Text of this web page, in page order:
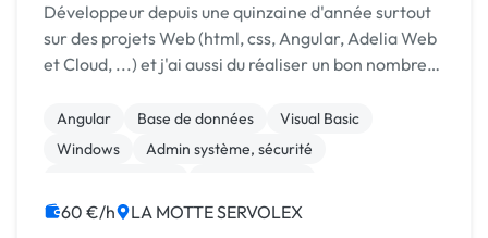
Développeur depuis une quinzaine d'année surtout
sur des projets Web (html, css, Angular, Adelia Web
et Cloud, ...) et j'ai aussi du réaliser un bon nombre
Microsoft SQL Server pour pouvoir récupérer...
Angular Base de données
Visual Basic
Windows
Admin système, sécurité
Gestion de documents (GED)
Infogérance
60 €/h LA MOTTE SERVOLEX